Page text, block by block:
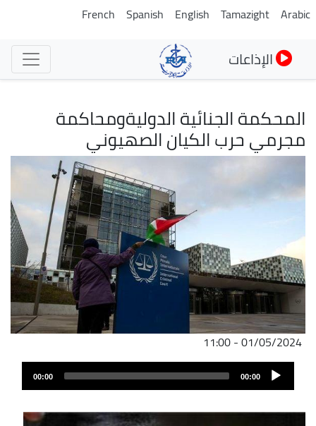
تجاوز
Arabic
Tamazight
English
Spanish
French
الإذاعات
المحكمة الجنائية الدوليةومحاكمة
مجرمي حرب الكيان الصهيوني
01/05/2024 - 11:00
Audio
Player
00:00
00:00